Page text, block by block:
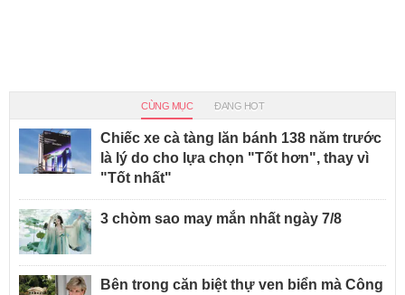
CÙNG MỤC ĐANG HOT
Chiếc xe cà tàng lăn bánh 138 năm trước
là lý do cho lựa chọn "Tốt hơn", thay vì
"Tốt nhất"
3 chòm sao may mắn nhất ngày 7/8
Bên trong căn biệt thự ven biển mà Công